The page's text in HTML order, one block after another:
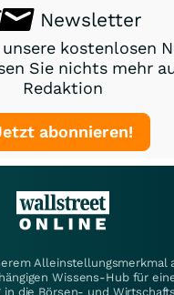
Newsletter
kostenlosen
Sie nichts mehr
Redaktion
abonnieren!
Alleinstellungsmerkmal
Wissens-Hub für
in die Börsen- und